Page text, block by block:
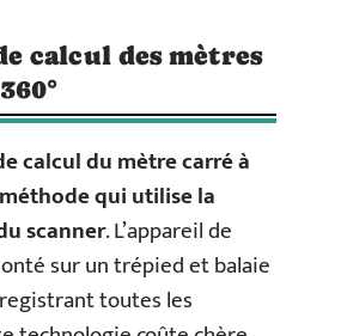
calcul des mètres
calcul du mètre carré à
qui utilise la
scanner. L’appareil de
sur un trépied et balaie
toutes les